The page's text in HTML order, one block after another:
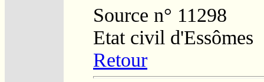
Source n° 11298
Etat civil d'Essômes
Retour